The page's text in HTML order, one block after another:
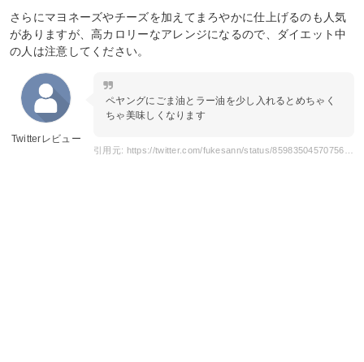
さらにマヨネーズやチーズを加えてまろやかに仕上げるのも人気
がありますが、高カロリーなアレンジになるので、ダイエット中
の人は注意してください。
Twitterレビュー
ペヤングにごま油とラー油を少し入れるとめちゃく
ちゃ美味しくなります